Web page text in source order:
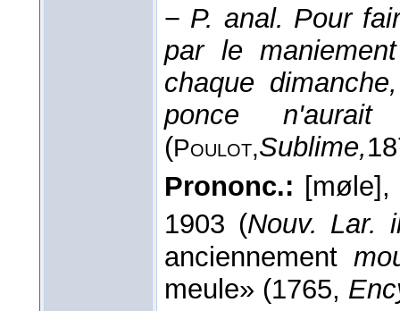
− P. anal. Pour
par le
chaque
ponce
(Poulot,Sublime,
Prononc.: [møle],
1903 (Nouv. Lar.
anciennement
meule» (1765,